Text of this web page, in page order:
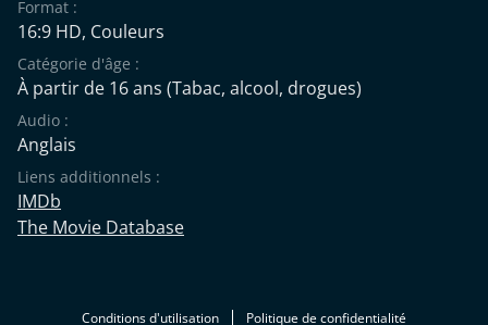
Format :
16:9 HD, Couleurs
Catégorie d'âge :
À partir de 16 ans (Tabac, alcool, drogues)
Audio :
Anglais
Liens additionnels :
IMDb
The Movie Database
Conditions d'utilisation Politique de confidentialité